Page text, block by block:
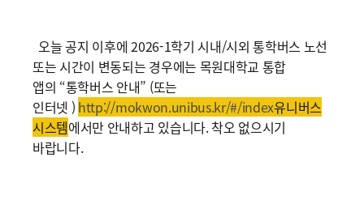
오늘 공지 이후에 2026-1학기 시내/시외 통학버스 노선
또는 시간이 변동되는 경우에는 목원대학교 통합
앱의 “통학버스 안내” (또는
인터넷 ) http://mokwon.unibus.kr/#/index유니버스
시스템에서만 안내하고 있습니다. 착오 없으시기
바랍니다.